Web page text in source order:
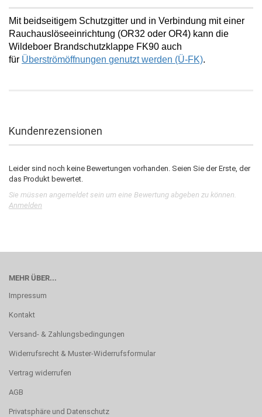
Mit beidseitigem Schutzgitter und in Verbindung mit einer
Rauchauslöseeinrichtung (OR32 oder OR4) kann die
Wildeboer Brandschutzklappe FK90 auch
für Überströmöffnungen genutzt werden (Ü-FK).
Kundenrezensionen
Leider sind noch keine Bewertungen vorhanden. Seien Sie der Erste, der
das Produkt bewertet.
Sie müssen angemeldet sein um eine Bewertung abgeben zu können.
Anmelden
MEHR ÜBER...
Impressum
Kontakt
Versand- & Zahlungsbedingungen
Widerrufsrecht & Muster-Widerrufsformular
Vertrag widerrufen
AGB
Privatsphäre und Datenschutz